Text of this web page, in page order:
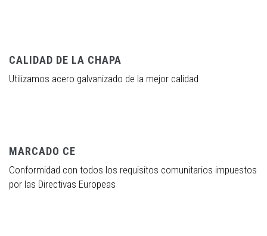
CALIDAD DE LA CHAPA
Utilizamos acero galvanizado de la mejor calidad
MARCADO CE
Conformidad con todos los requisitos comunitarios impuestos
por las Directivas Europeas